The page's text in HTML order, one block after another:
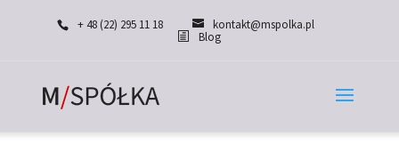
+ 48 (22) 295 11 18
kontakt@mspolka.pl
Blog